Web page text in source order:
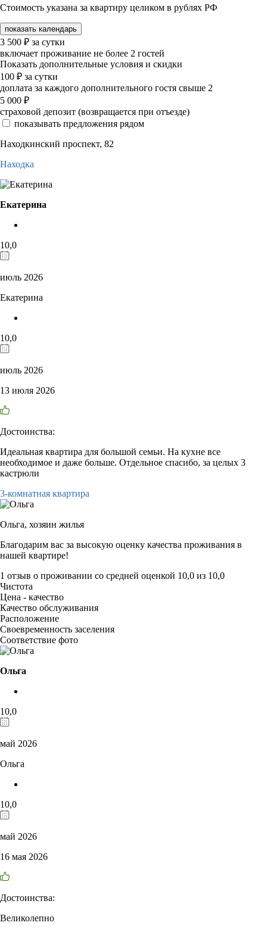
Стоимость указана за квартиру целиком в рублях РФ
показать календарь
3 500 ₽ за сутки
включает проживание не более 2 гостей
Показать дополнительные условия и скидки
100 ₽ за сутки
доплата за каждого дополнительного гостя свыше 2
5 000 ₽
страховой депозит (возвращается при отъезде)
показывать предложения рядом
Находкинский проспект, 82
Находка
Екатерина
10,0
июль 2026
Екатерина
10,0
июль 2026
13 июля 2026
Достоинства:
Идеальная квартира для большой семьи. На кухне все
необходимое и даже больше. Отдельное спасибо, за целых 3
кастрюли
3-комнатная квартира
Ольга, хозяин жилья
Благодарим вас за высокую оценку качества проживания в
нашей квартире!
1 отзыв о проживании со средней оценкой 10,0 из 10,0
Чистота
Цена - качество
Качество обслуживания
Расположение
Своевременность заселения
Соответствие фото
Ольга
10,0
май 2026
Ольга
10,0
май 2026
16 мая 2026
Достоинства:
Великолепно